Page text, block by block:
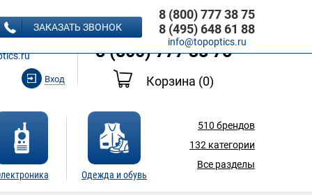
ЗВОНОК
Вход
8 (495) 648 61 88
8 (800) 777 38 75
Корзина (0)
Одежда и обувь
510 брендов
132 категории
Все разделы
ЗАКАЗАТЬ ЗВОНОК
8 (800) 777 38 75
8 (495) 648 61 88
info@topoptics.ru